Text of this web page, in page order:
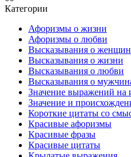
Категории
Афоризмы о жизни
Афоризмы о любви
Высказывания о
Высказывания о жизни
Высказывания о любви
Высказывания о
Значение выражений на
Значение и
Короткие цитаты со
Красивые афоризмы
Красивые фразы
Красивые цитаты